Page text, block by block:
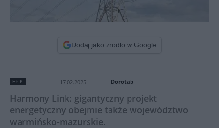
Dodaj jako źródło w Google
EŁK 17.02.2025 Dorotab
Harmony Link: gigantyczny projekt
energetyczny obejmie także województwo
warmińsko-mazurskie.